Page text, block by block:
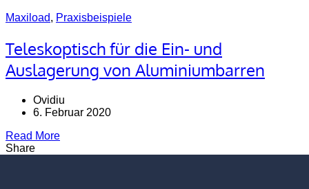
Maxiload, Praxisbeispiele
Teleskoptisch für die Ein- und
Auslagerung von Aluminiumbarren
Ovidiu
6. Februar 2020
Read More
Share